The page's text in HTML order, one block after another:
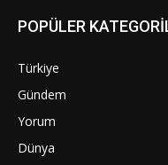
POPÜLER
Türkiye
Gündem
Yorum
Dünya